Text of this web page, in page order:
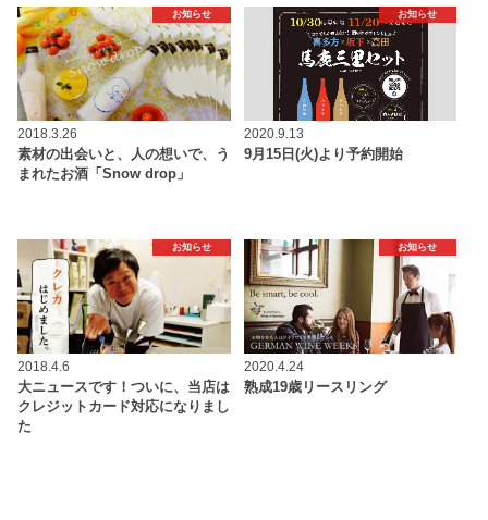
お知らせ
2018.3.26
素材の出会いと、人の想いで、う
まれたお酒「Snow drop」
お知らせ
2020.9.13
9月15日(火)より予約開始
お知らせ
2018.4.6
大ニュースです！ついに、当店は
クレジットカード対応になりまし
た
お知らせ
2020.4.24
熟成19歳リースリング